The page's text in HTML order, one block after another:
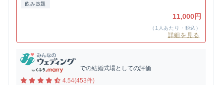
飲み放題
11,000円
（1人あたり・税込）
詳細を見る
での結婚式場としての評価
4.54(453件)